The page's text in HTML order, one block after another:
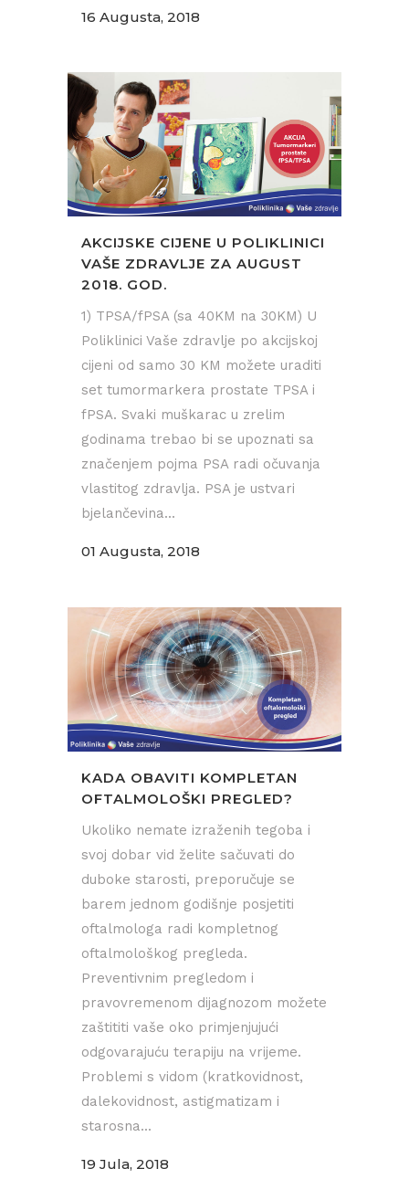
16 Augusta, 2018
AKCIJSKE CIJENE U POLIKLINICI
VAŠE ZDRAVLJE ZA AUGUST
2018. GOD.
1) TPSA/fPSA (sa 40KM na 30KM) U
Poliklinici Vaše zdravlje po akcijskoj
cijeni od samo 30 KM možete uraditi
set tumormarkera prostate TPSA i
fPSA. Svaki muškarac u zrelim
godinama trebao bi se upoznati sa
značenjem pojma PSA radi očuvanja
vlastitog zdravlja. PSA je ustvari
bjelančevina...
01 Augusta, 2018
KADA OBAVITI KOMPLETAN
OFTALMOLOŠKI PREGLED?
Ukoliko nemate izraženih tegoba i
svoj dobar vid želite sačuvati do
duboke starosti, preporučuje se
barem jednom godišnje posjetiti
oftalmologa radi kompletnog
oftalmološkog pregleda.
Preventivnim pregledom i
pravovremenom dijagnozom možete
zaštititi vaše oko primjenjujući
odgovarajuću terapiju na vrijeme.
Problemi s vidom (kratkovidnost,
dalekovidnost, astigmatizam i
starosna...
19 Jula, 2018